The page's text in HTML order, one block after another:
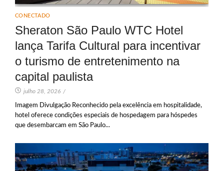
CONECTADO
Sheraton São Paulo WTC Hotel
lança Tarifa Cultural para incentivar
o turismo de entretenimento na
capital paulista
julho 28, 2026 /
Imagem Divulgação Reconhecido pela excelência em hospitalidade,
hotel oferece condições especiais de hospedagem para hóspedes
que desembarcam em São Paulo...